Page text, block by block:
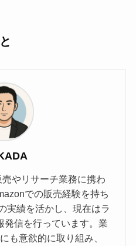
やリサーチ業務に携わ
での販売経験を持ち
実績を活かし、現在はラ
発信を行っています。業
も意欲的に取り組み、